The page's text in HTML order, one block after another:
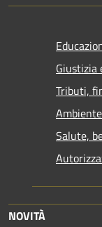
Giustizia
Tributi,
Ambiente
Salute,
NOVITÀ